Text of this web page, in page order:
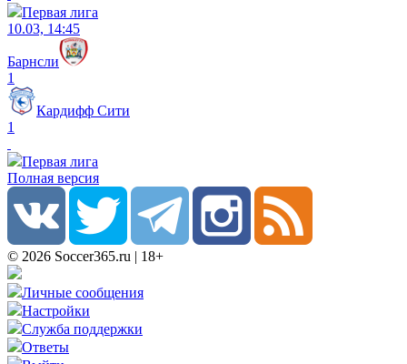
Первая лига
10.03, 14:45
Барнсли
1
Кардифф Сити
1
Первая лига
Полная версия
© 2026 Soccer365.ru | 18+
Личные сообщения
Настройки
Служба поддержки
Ответы